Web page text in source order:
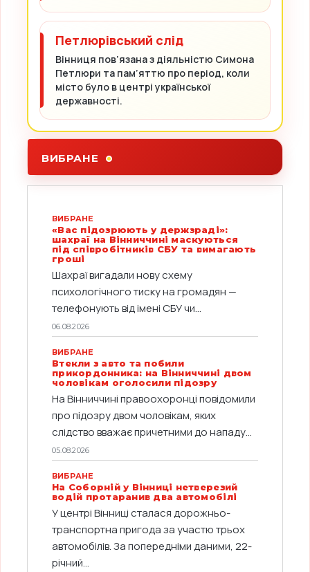
Петлюрівський слід
Вінниця пов’язана з діяльністю Симона
Петлюри та пам’яттю про період, коли
місто було в центрі української
державності.
ВИБРАНЕ
ВИБРАНЕ
«Вас підозрюють у держзраді»:
шахраї на Вінниччині маскуються
під співробітників СБУ та вимагають
гроші
Шахраї вигадали нову схему
психологічного тиску на громадян —
телефонують від імені СБУ чи...
06.08.2026
ВИБРАНЕ
Втекли з авто та побили
прикордонника: на Вінниччині двом
чоловікам оголосили підозру
На Вінниччині правоохоронці повідомили
про підозру двом чоловікам, яких
слідство вважає причетними до нападу...
05.08.2026
ВИБРАНЕ
На Соборній у Вінниці нетверезий
водій протаранив два автомобілі
У центрі Вінниці сталася дорожньо-
транспортна пригода за участю трьох
автомобілів. За попередніми даними, 22-
річний...